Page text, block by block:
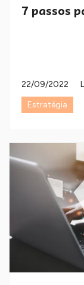
7 passos
22/09/2022
Estratégia